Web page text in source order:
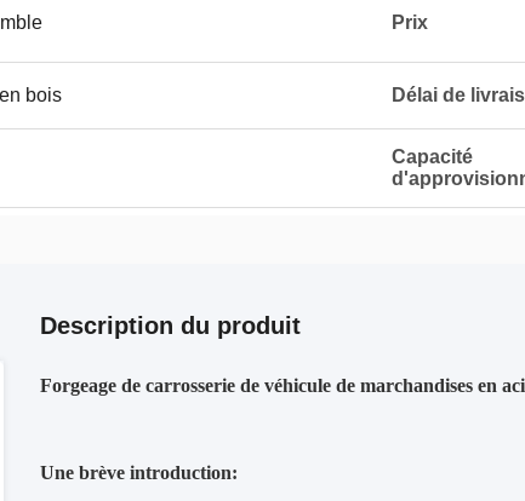
Prix
bois Délai de
Capacité
Description du produit
Forgeage de carrosserie de véhicule de marchandises en
Une brève introduction: